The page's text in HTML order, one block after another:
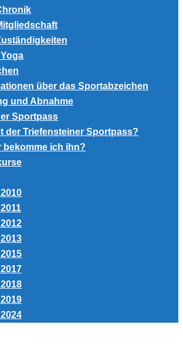
über das Sportabzeichen
und Abnahme
Sportpass
der Triefensteiner Sportpass?
bekomme ich ihn?